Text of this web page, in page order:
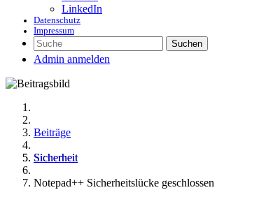
LinkedIn
Datenschutz
Impressum
Suchen
Admin anmelden
Beiträge
Sicherheit
Notepad++ Sicherheitslücke geschlossen